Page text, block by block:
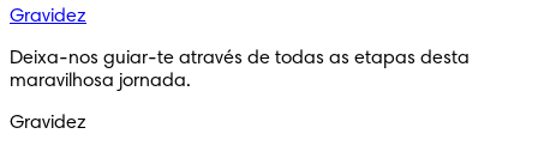
Gravidez
Deixa-nos guiar-te através de todas as etapas desta
maravilhosa jornada.
Gravidez